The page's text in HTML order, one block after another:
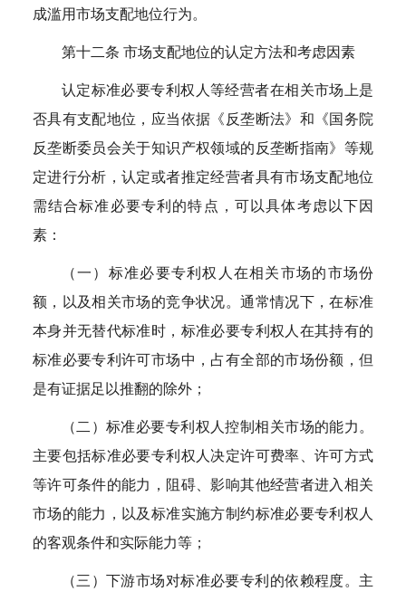
成滥用市场支配地位行为。
第十二条 市场支配地位的认定方法和考虑因素
认定标准必要专利权人等经营者在相关市场上是
否具有支配地位，应当依据《反垄断法》和《国务院
反垄断委员会关于知识产权领域的反垄断指南》等规
定进行分析，认定或者推定经营者具有市场支配地位
需结合标准必要专利的特点，可以具体考虑以下因
素：
（一）标准必要专利权人在相关市场的市场份
额，以及相关市场的竞争状况。通常情况下，在标准
本身并无替代标准时，标准必要专利权人在其持有的
标准必要专利许可市场中，占有全部的市场份额，但
是有证据足以推翻的除外；
（二）标准必要专利权人控制相关市场的能力。
主要包括标准必要专利权人决定许可费率、许可方式
等许可条件的能力，阻碍、影响其他经营者进入相关
市场的能力，以及标准实施方制约标准必要专利权人
的客观条件和实际能力等；
（三）下游市场对标准必要专利的依赖程度。主